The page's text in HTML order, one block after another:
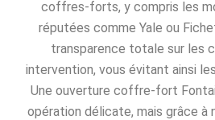
coffres-forts, y compris les
réputées comme Yale ou
transparence totale sur les
intervention, vous évitant ainsi
Une ouverture coffre-fort
opération délicate, mais grâce à